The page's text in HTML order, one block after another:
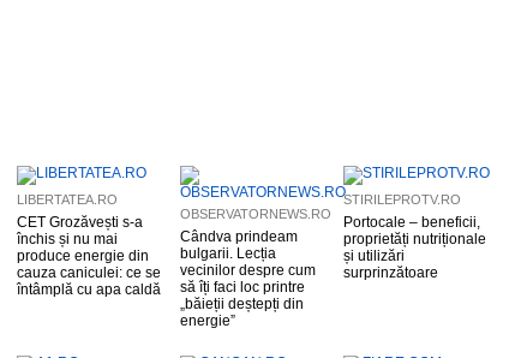
LIBERTATEA.RO
CET Grozăvești s-a
închis și nu mai
produce energie din
cauza caniculei: ce se
întâmplă cu apa caldă
OBSERVATORNEWS.RO
Cândva prindeam
bulgarii. Lecția
vecinilor despre cum
să îți faci loc printre
„băieții deștepți din
energie”
STIRILEPROTV.RO
Portocale – beneficii,
proprietăți nutriționale
și utilizări
surprinzătoare